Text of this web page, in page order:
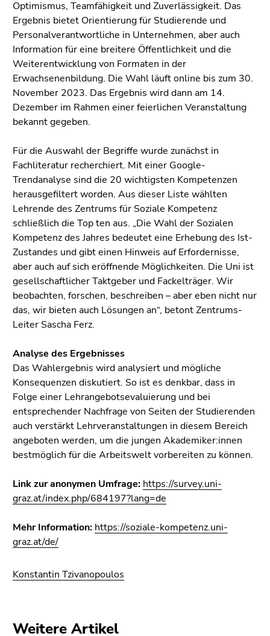
Optimismus, Teamfähigkeit und Zuverlässigkeit. Das
Ergebnis bietet Orientierung für Studierende und
Personalverantwortliche in Unternehmen, aber auch
Information für eine breitere Öffentlichkeit und die
Weiterentwicklung von Formaten in der
Erwachsenenbildung. Die Wahl läuft online bis zum 30.
November 2023. Das Ergebnis wird dann am 14.
Dezember im Rahmen einer feierlichen Veranstaltung
bekannt gegeben.
Für die Auswahl der Begriffe wurde zunächst in
Fachliteratur recherchiert. Mit einer Google-
Trendanalyse sind die 20 wichtigsten Kompetenzen
herausgefiltert worden. Aus dieser Liste wählten
Lehrende des Zentrums für Soziale Kompetenz
schließlich die Top ten aus. „Die Wahl der Sozialen
Kompetenz des Jahres bedeutet eine Erhebung des Ist-
Zustandes und gibt einen Hinweis auf Erfordernisse,
aber auch auf sich eröffnende Möglichkeiten. Die Uni ist
gesellschaftlicher Taktgeber und Fackelträger. Wir
beobachten, forschen, beschreiben – aber eben nicht nur
das, wir bieten auch Lösungen an“, betont Zentrums-
Leiter Sascha Ferz.
Analyse des Ergebnisses
Das Wahlergebnis wird analysiert und mögliche
Konsequenzen diskutiert. So ist es denkbar, dass in
Folge einer Lehrangebotsevaluierung und bei
entsprechender Nachfrage von Seiten der Studierenden
auch verstärkt Lehrveranstaltungen in diesem Bereich
angeboten werden, um die jungen Akademiker:innen
bestmöglich für die Arbeitswelt vorbereiten zu können.
Link zur anonymen Umfrage: https://survey.uni-
graz.at/index.php/684197?lang=de
Mehr Information: https://soziale-kompetenz.uni-
graz.at/de/
Konstantin Tzivanopoulos
Weitere Artikel